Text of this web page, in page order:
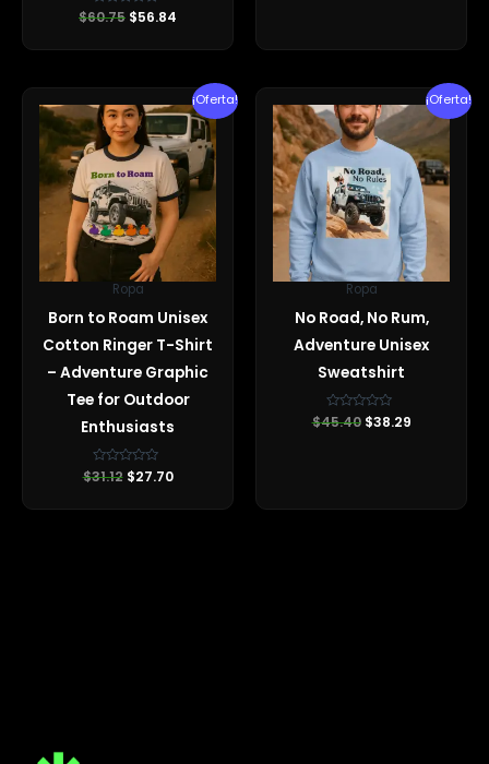
Valorado
con
de
$60.75 $56.84
¡Oferta!
Ropa
Born to Roam Unisex
Cotton Ringer T-Shirt
– Adventure Graphic
Tee for Outdoor
Enthusiasts
Valorado
con
de
$31.12
precio
original
era:
$31.12.
$27.70
precio
actual
es:
$27.70.
¡Oferta!
Ropa
No Road, No Rum,
Adventure Unisex
Sweatshirt
Valorado
con
$45.40
precio
original
era:
$45.40.
$38.29
precio
actual
es:
$38.29.